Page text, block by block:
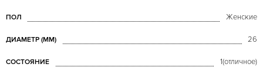
ПОЛ Женские
ДИАМЕТР (MM) 26
СОСТОЯНИЕ 1(отличное)